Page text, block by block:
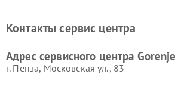
Контакты сервис центра
Адрес сервисного центра
г. Пенза, Московская ул., 83